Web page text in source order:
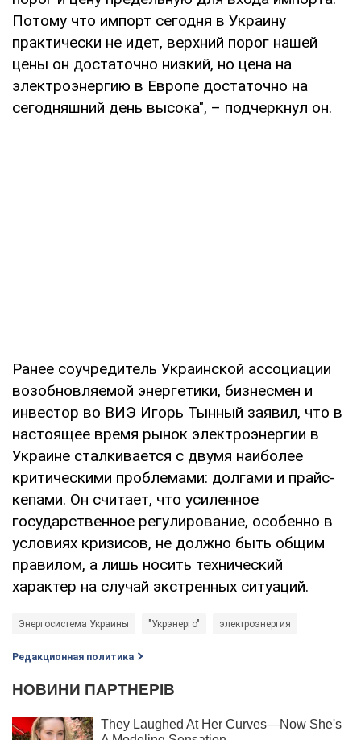
Потому что импорт сегодня в Украину
практически не идет, верхний порог нашей
цены он достаточно низкий, но цена на
электроэнергию в Европе достаточно на
сегодняшний день высока", – подчеркнул он.
Ранее соучредитель Украинской ассоциации
возобновляемой энергетики, бизнесмен и
инвестор во ВИЭ Игорь Тынный заявил, что в
настоящее время рынок электроэнергии в
Украине сталкивается с двумя наиболее
критическими проблемами: долгами и прайс-
кепами. Он считает, что усиленное
государственное регулирование, особенно в
условиях кризисов, не должно быть общим
правилом, а лишь носить технический
характер на случай экстренных ситуаций.
Энергосистема Украины "Укрэнерго" электроэнергия
Редакционная политика